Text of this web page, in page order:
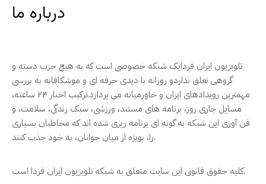
درباره ما
تلویزیون ایران فردایک شبکه خصوصی است که به هیچ حزب دسته و
گروهی تعلق نداردو روزانه با دیدی حرفه ای و موشکافانه به بررسی
مهمترین رویدادهای ایران و خاورمیانه می پردازد.ترکیب اخبار ۲۴ ساعته،
مسایل جاری روز، برنامه های مستند، ورزشی، سبک زندگی، سلامت، و
فن آوری این شبکه به گونه ای برنامه ریزی شده اند که مخاطبان بسیاری
را، بویژه از میان جوانان، به خود جذب کنند.
کلیه حقوق قانونی این سایت متعلق به شبکه تلویزیون ایران فردا است.